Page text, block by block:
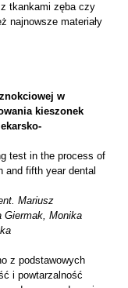
z tkankami zęba czy
najnowsze materiały
w
kieszonek
test in the process of
and fifth year dental
Mariusz
Giermak, Monika
z podstawowych
i powtarzalność